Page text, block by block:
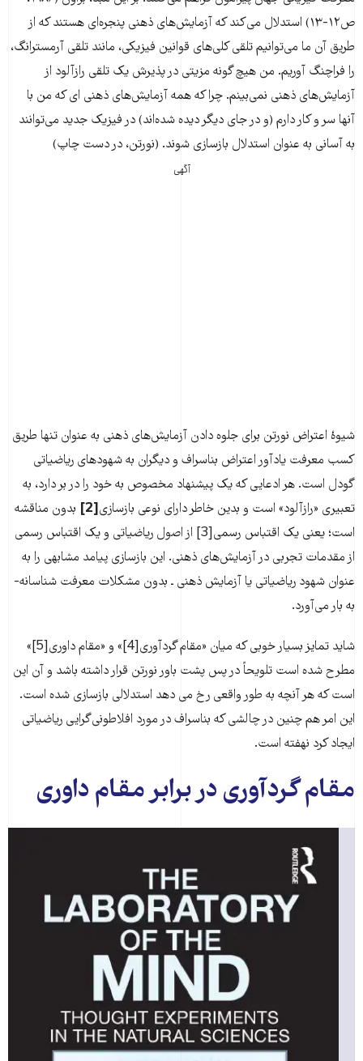
ص۱۲-۱۳) استدلال می‌‌‌کند که آزمایش‌‌‌های ذهنی پنجره‌‌‌ای هستند که از
طریق آن ما می‌‌‌توانیم تلقی کلی‌‌‌های قوانین فیزیکی، مانند تلقی آرمسترانگ،
را فراچنگ آوریم. من هیچ گونه مزیتی در پذیرش یک تلقی رازآلود از
آزمایش‌‌‌های ذهنی نمی‌‌‌بینم. چرا که همه آزمایش‌‌‌های ذهنی ای که من با
آنها سر و کار دارم (و در جای دیگر دیده شده‌‌‌اند) در فیزیک جدید می‌‌‌توانند
به آسانی به عنوان استدلال بازسازی شوند. (نورتن، در دست چاپ)
آگهی
شیوۀ اعتراض نورتن برای جلوه دادن آزمایش‌‌‌های ذهنی به عنوان تنها طریق
کسب معرفت یادآور اعتراض بناسراف و دیگران به شهودهای ریاضیاتی
گودل است. هر ادعایی که یک پیشنهاد مخصوص به خود را در بر دارد، به
تعبیری «رازآلود» است و بدین خاطر دارای نوعی بازسازی [2]
بدون مناقشه
است؛ یعنی یک اقتباس رسمی[3] از اصول ریاضیاتی و یک اقتباس رسمی
از مقدمات تجربی در آزمایش‌‌‌های ذهنی. این بازسازی پیامد مشابهی را به
عنوان شهود ریاضیاتی یا آزمایش ذهنی ـ بدون مشکلات معرفت شناسانه-
به بار می‌‌‌آورد.
شاید تمایز بسیار خوبی که میان «مقام گردآوری[4]» و «مقام داوری[5]»
مطرح شده است تلویحاً در پس پشت باور نورتن قرار داشته باشد و آن این
است که هر آنچه به طور واقعی رخ می دهد استدلالی بازسازی شده است.
این امر هم چنین در چالشی که بناسراف در مورد افلاطونی‌‌‌گرایی ریاضیاتی
ایجاد کرد نهفته است.
مقام گردآوری در برابر مقام داوری